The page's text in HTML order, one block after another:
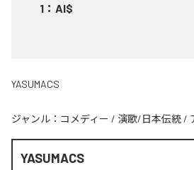
1 ： AI$
YASUMACS
ジャンル： コメディー / 演歌/日本伝統 /
YASUMACS